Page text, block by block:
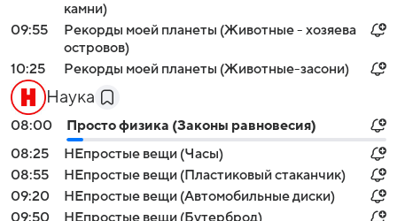
камни)
09:55
Рекорды моей планеты (Животные - хозяева
островов)
10:25
Рекорды моей планеты (Животные-засони)
Наука
08:00
Просто физика (Законы равновесия)
08:25
НЕпростые вещи (Часы)
08:55
НЕпростые вещи (Пластиковый стаканчик)
09:20
НЕпростые вещи (Автомобильные диски)
09:50
НЕпростые вещи (Бутерброд)